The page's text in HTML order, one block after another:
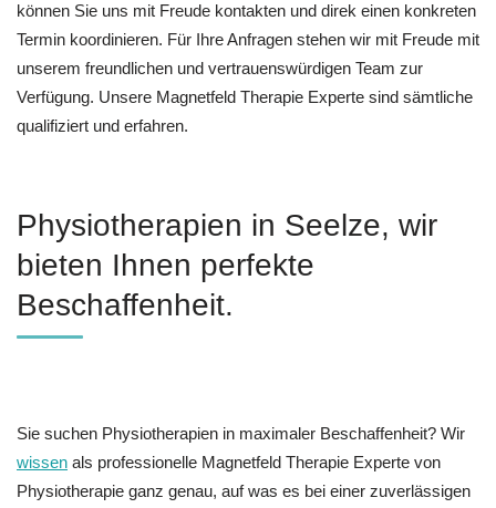
können Sie uns mit Freude kontakten und direk einen konkreten
Termin koordinieren. Für Ihre Anfragen stehen wir mit Freude mit
unserem freundlichen und vertrauenswürdigen Team zur
Verfügung. Unsere Magnetfeld Therapie Experte sind sämtliche
qualifiziert und erfahren.
Physiotherapien in Seelze, wir
bieten Ihnen perfekte
Beschaffenheit.
Sie suchen Physiotherapien in maximaler Beschaffenheit? Wir
wissen als professionelle Magnetfeld Therapie Experte von
Physiotherapie ganz genau, auf was es bei einer zuverlässigen